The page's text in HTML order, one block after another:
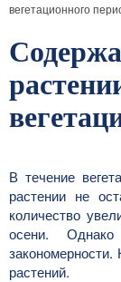
вегетационного
В течение
растении не
количество
осени.
закономерности.
растений.